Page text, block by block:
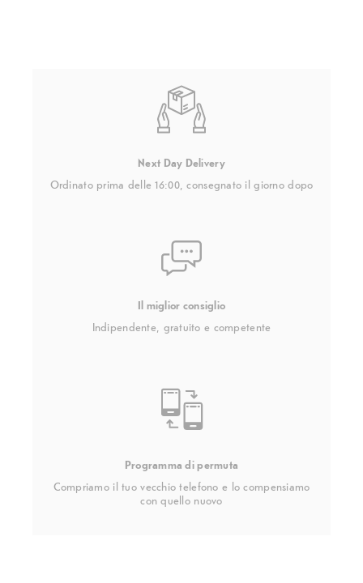
Next Day Delivery
Ordinato prima delle 16:00, consegnato il giorno dopo
Il miglior consiglio
Indipendente, gratuito e competente
Programma di permuta
Compriamo il tuo vecchio telefono e lo compensiamo
con quello nuovo